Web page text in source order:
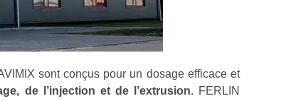
sont conçus pour un dosage efficace et
de l’injection et de l’extrusion. FERLIN